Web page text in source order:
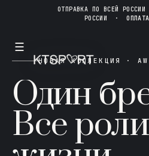
ОТПРАВКА ПО ВСЕЙ
РОССИИ ·
☰
НОВАЯ КОЛЛЕКЦИЯ ·
Один
Все